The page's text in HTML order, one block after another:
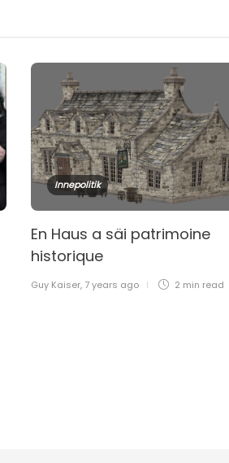
Innepolitik
En Haus a säi patrimoine
historique
Guy Kaiser, 7 years ago 2 min read